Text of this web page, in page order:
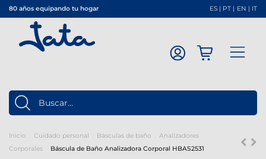
80 años equipando tu hogar ES | PT | EN | IT
Inicio Cuidado personal Básculas de baño
Analizadores
Corporales
Báscula de Baño Analizadora Corporal HBAS2531